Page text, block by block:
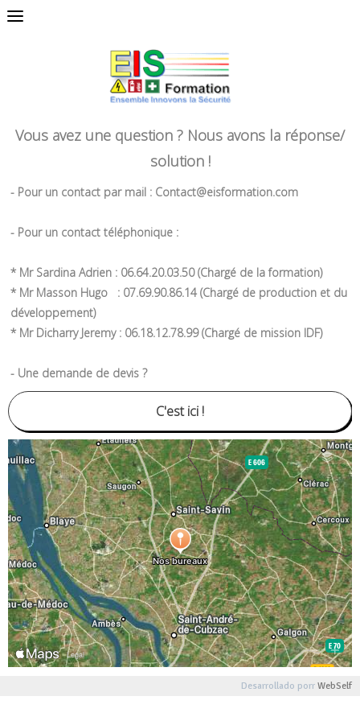
Vous avez une question ? Nous avons la réponse/
solution !
- Pour un contact par mail : Contact@eisformation.com
- Pour un contact téléphonique :
* Mr Sardina Adrien : 06.64.20.03.50 (Chargé de la formation)
* Mr Masson Hugo : 07.69.90.86.14 (Chargé de production et du
développement)
* Mr Dicharry Jeremy : 06.18.12.78.99 (Chargé de mission IDF)
- Une demande de devis ?
C'est ici !
Desarrollado porr WebSelf